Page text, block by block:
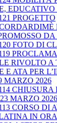
EDUCATIVO
PROGETTO
FOTO DI
RIVOLTO A
E ATA PER
MARZO 2026
CHIUSURA
MARZO 2026
CORSO DI
IN